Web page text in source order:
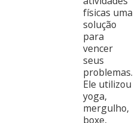
físicas uma
solução
para
vencer
seus
problemas.
Ele utilizou
yoga,
mergulho,
boxe,